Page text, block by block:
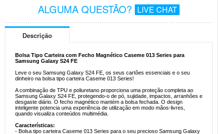
ALGUMA QUESTÃO? LIVE CHAT
Descrição
Bolsa Tipo Carteira com Fecho Magnético Caseme 013 Series para
Samsung Galaxy S24 FE
Leve o seu Samsung Galaxy S24 FE, os seus cartões essenciais e o seu
dinheiro na bolsa tipo carteira Caseme 013 Series!
A combinação de TPU e poliuretano proporciona uma proteção completa ao
Samsung Galaxy S24 FE, protegendo-o de pó, sujidade, impactos, arranhões e
desgaste diário. O fecho magnético mantém a bolsa fechada. O design
inteligente potencia uma experiência de utilização em modo mãos-livres,
quando visualiza conteúdos multimédia.
Características:
- Bolsa tipo carteira Caseme 013 Series para o seu precioso Samsung Galaxy